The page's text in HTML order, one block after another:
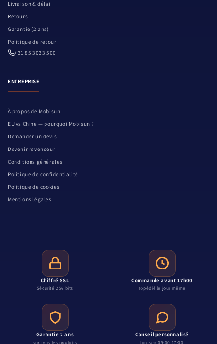
Livraison & délai
Retours
Garantie (2 ans)
Politique de retour
+31 85 3033 500
ENTREPRISE
À propos de Mobisun
EU vs Chine — pourquoi Mobisun ?
Demander un devis
Devenir revendeur
Conditions générales
Politique de confidentialité
Politique de cookies
Mentions légales
Chiffré SSL
Sécurité 256 bits
Commande avant 17h00
expédié le jour même
Garantie 2 ans
sur tous les produits
Conseil personnalisé
lun-ven 09:00-17:00